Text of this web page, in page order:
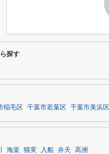
探す
稲毛区 千葉市若葉区 千葉市美浜区
海楽 猫実 入船 弁天 高洲